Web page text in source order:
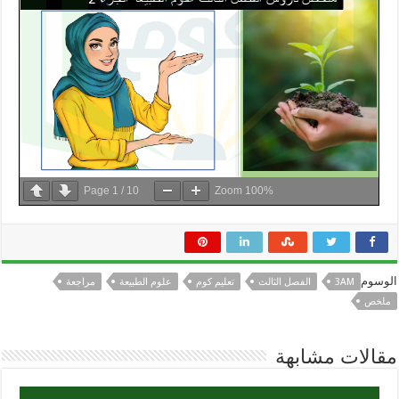
Page 1 / 10 Zoom 100%
الوسوم 3AM الفصل الثالث تعليم كوم علوم الطبيعة
مراجعة
ملخص
مقالات مشابهة